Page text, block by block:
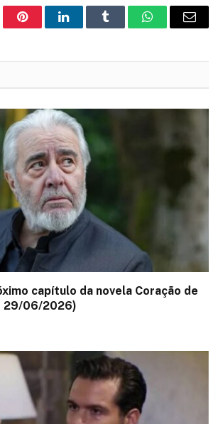
PinterestLinkedInTumblr WhatsAppEmail
capítulo da novela Coração de
29/06/2026)